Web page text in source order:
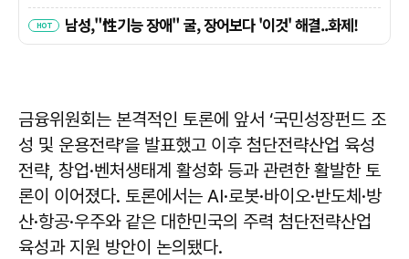
금융위원회는 본격적인 토론에 앞서 ‘국민성장펀드 조
성 및 운용전략’을 발표했고 이후 첨단전략산업 육성
전략, 창업·벤처생태계 활성화 등과 관련한 활발한 토
론이 이어졌다. 토론에서는 AI·로봇·바이오·반도체·방
산·항공·우주와 같은 대한민국의 주력 첨단전략산업
육성과 지원 방안이 논의됐다.